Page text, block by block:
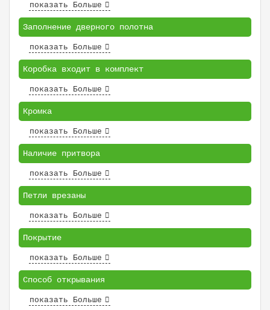
показать Больше
Заполнение дверного полотна
показать Больше
Коробка входит в комплект
показать Больше
Кромка
показать Больше
Наличие притвора
показать Больше
Петли врезаны
показать Больше
Покрытие
показать Больше
Способ открывания
показать Больше